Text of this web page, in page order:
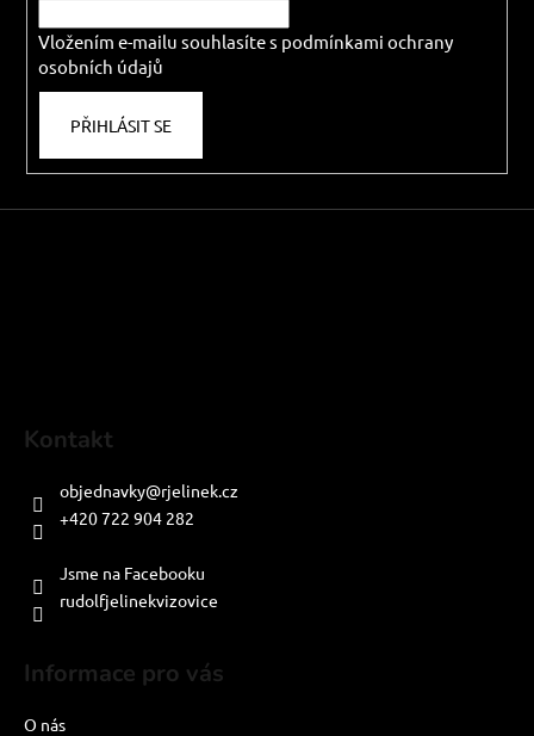
v
k
s
Vložením e-mailu souhlasíte s podmínkami ochrany
osobních údajů
PŘIHLÁSIT SE
Kontakt
objednavky@rjelinek.cz
+420 722 904 282
Jsme na Facebooku
rudolfjelinekvizovice
Informace pro vás
O nás